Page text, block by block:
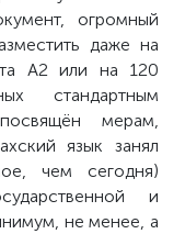
огромный
даже на
А2 или на 120
стандартным
мерам,
язык занял
чем сегодня)
и
не менее, а